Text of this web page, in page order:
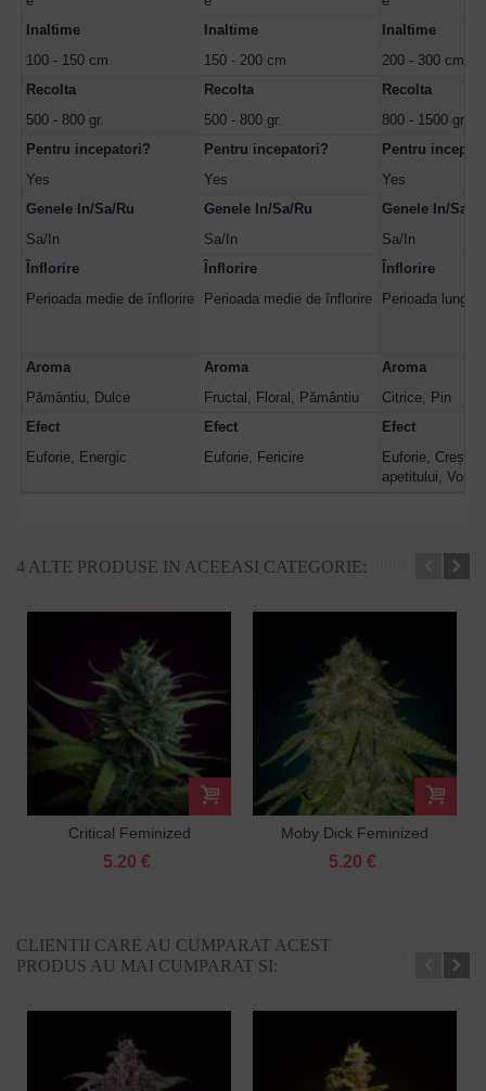
Inaltime
100 - 150 cm
Inaltime
150 - 200 cm
Inaltime
200 - 300 cm
Recolta
500 - 800 gr.
Recolta
500 - 800 gr.
Recolta
800 - 1500 gr.
Pentru incepatori?
Yes
Pentru incepatori?
Yes
Pentru
Yes
Genele In/Sa/Ru
Sa/In
Genele In/Sa/Ru
Sa/In
Genele In/Sa/
Sa/In
Înflorire
Perioada medie de înflorire
Înflorire
Perioada medie de înflorire
Înflorire
Perioada lungă
Aroma
Pământiu, Dulce
Aroma
Fructal, Floral, Pământiu
Aroma
Citrice, Pin
Efect
Euforie, Energic
Efect
Euforie, Fericire
Efect
Euforie,
apetitului,
4 ALTE PRODUSE IN ACEEASI CATEGORIE:
Critical Feminized
5.20 €
Moby Dick Feminized
5.20 €
CLIENTII CARE AU CUMPARAT ACEST
PRODUS AU MAI CUMPARAT SI: